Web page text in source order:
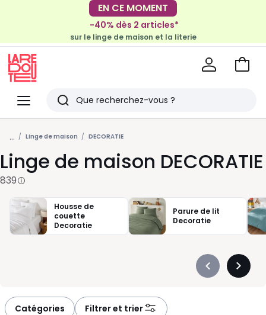
EN CE MOMENT
-30€ tous les 100€*
sur le meuble & la déco
-40% dès 2 articles*
sur le linge de maison et la literie
Menu
Redoute
Rechercher
Derniers
articles
vus
Voir
... Linge de maison DECORATIE
Linge de maison DECORATIE
839
Housse de
couette
Decoratie
Parure de lit
Decoratie
Précédent
Catégories Filtrer et trier